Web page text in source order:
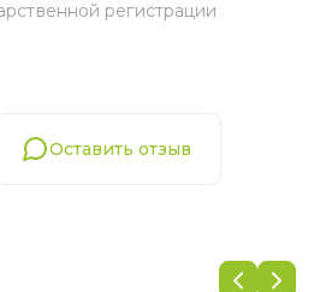
регистрации
Оставить отзыв